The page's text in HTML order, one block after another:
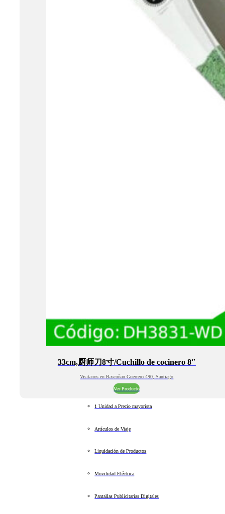
33cm,厨师刀8寸/Cuchillo de cocinero 8″
Visitanos en Bascuñan Guerrero 490, Santiago
Ver Producto
1 Unidad a Precio mayorista
Artículos de Viaje
Liquidación de Productos
Movilidad Eléctrica
Pantallas Publicitarias Digitales